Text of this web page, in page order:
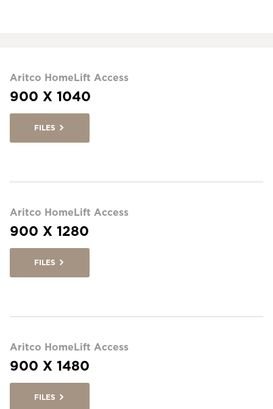
Aritco HomeLift Access
900 X 1040
FILES
Aritco HomeLift Access
900 X 1280
FILES
Aritco HomeLift Access
900 X 1480
FILES